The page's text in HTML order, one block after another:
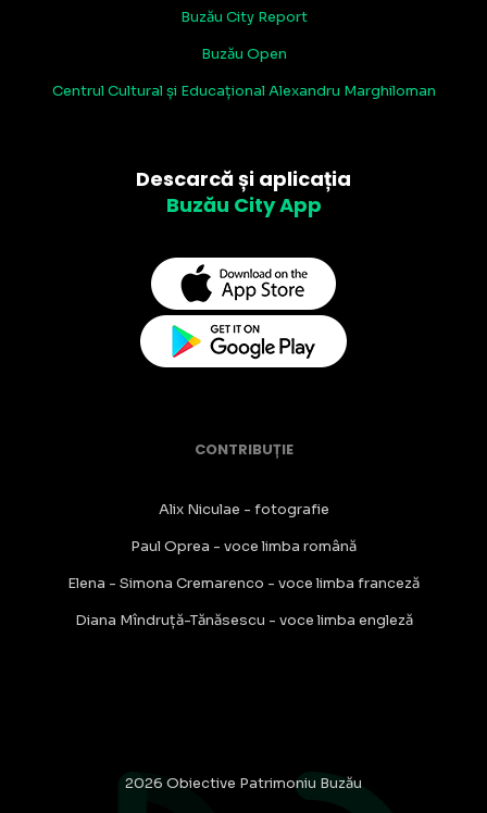
Buzău City Report
Buzău Open
Centrul Cultural și Educațional Alexandru Marghiloman
Descarcă și aplicația
Buzău City App
CONTRIBUȚIE
Alix Niculae - fotografie
Paul Oprea - voce limba română
Elena - Simona Cremarenco - voce limba franceză
Diana Mîndruță-Tănăsescu - voce limba engleză
2026 Obiective Patrimoniu Buzău